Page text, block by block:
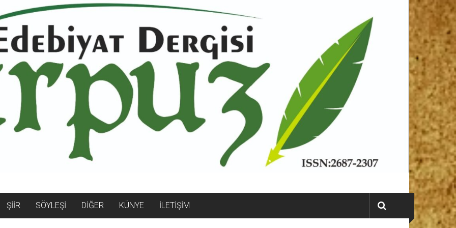
ŞİİR SÖYLEŞİ DİĞER KÜNYE İLETİŞİM